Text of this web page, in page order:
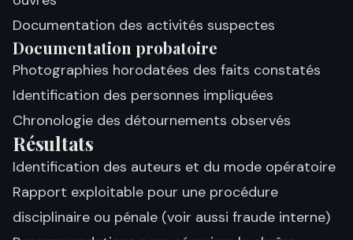
Documentation des activités suspectes
Documentation probatoire
Photographies horodatées des faits constatés
Identification des personnes impliquées
Chronologie des détournements observés
Résultats
Identification des auteurs et du mode opératoire
Rapport exploitable pour une procédure
disciplinaire ou pénale (voir aussi fraude interne)